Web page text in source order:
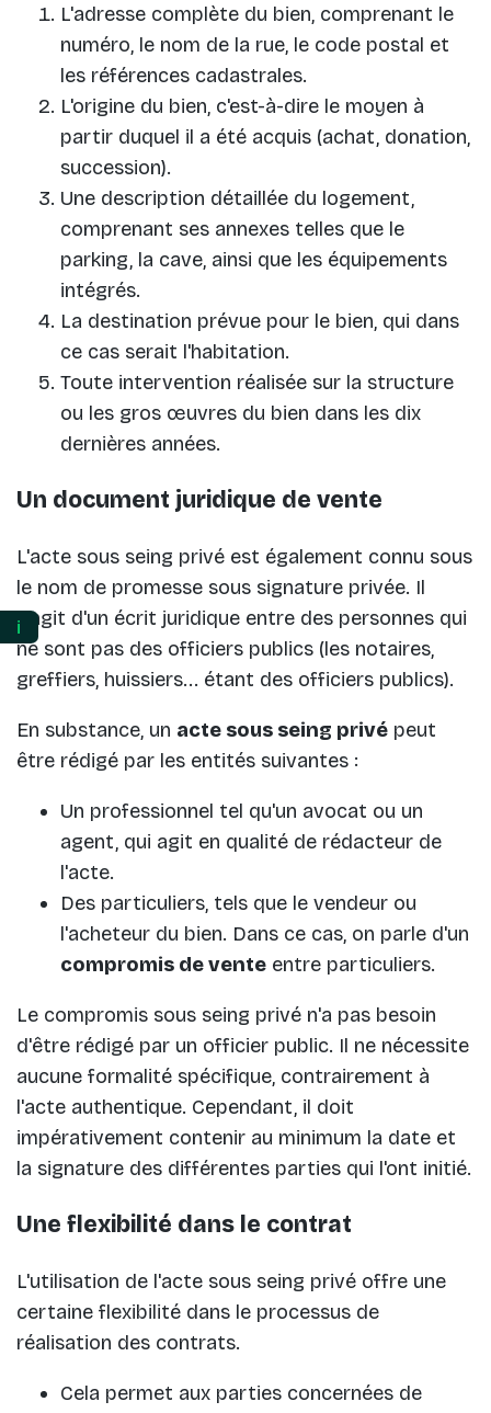
L'adresse complète du bien, comprenant le
numéro, le nom de la rue, le code postal et
les références cadastrales.
L'origine du bien, c'est-à-dire le moyen à
partir duquel il a été acquis (achat, donation,
succession).
Une description détaillée du logement,
comprenant ses annexes telles que le
parking, la cave, ainsi que les équipements
intégrés.
La destination prévue pour le bien, qui dans
ce cas serait l'habitation.
Toute intervention réalisée sur la structure
ou les gros œuvres du bien dans les dix
dernières années.
Un document juridique de vente
L'acte sous seing privé est également connu sous
le nom de promesse sous signature privée. Il
s'agit d'un écrit juridique entre des personnes qui
ne sont pas des officiers publics (les notaires,
greffiers, huissiers... étant des officiers publics).
En substance, un acte sous seing privé peut
être rédigé par les entités suivantes :
Un professionnel tel qu'un avocat ou un
agent, qui agit en qualité de rédacteur de
l'acte.
Des particuliers, tels que le vendeur ou
l'acheteur du bien. Dans ce cas, on parle d'un
compromis de vente entre particuliers.
Le compromis sous seing privé n'a pas besoin
d'être rédigé par un officier public. Il ne nécessite
aucune formalité spécifique, contrairement à
l'acte authentique. Cependant, il doit
impérativement contenir au minimum la date et
la signature des différentes parties qui l'ont initié.
Une flexibilité dans le contrat
L'utilisation de l'acte sous seing privé offre une
certaine flexibilité dans le processus de
réalisation des contrats.
Cela permet aux parties concernées de
ℹ️